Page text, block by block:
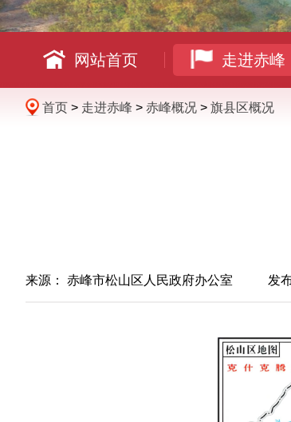
网站首页 走进赤峰
首页 > 走进赤峰 > 赤峰概况 > 旗县区概况
来源： 赤峰市松山区人民政府办公室 发布时